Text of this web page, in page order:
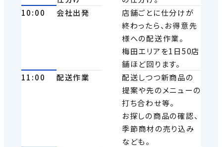
10:00
会社出発
店舗ごとに仕分けが
終わったら、お得意先
様への配送作業。
梅田エリアを1日50店
舗ほど回ります。
11:00
配送作業
配送しつつ新商品の
提案や先のメニューの
打ち合わせ等。
お探しの商品の確認、
季節商材の売り込み
なども。